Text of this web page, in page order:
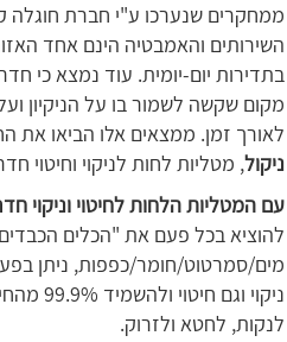
ממחקרים שנערכו ע"י חברת חוגלה
השירותים והאמבטיה הינם אחד
בתדירות יום-יומית. עוד נמצא כי
מקום שקשה לשמור בו על הניקיון
לאורך זמן. ממצאים אלו הביאו
ניקול, מטליות לחות לניקוי וחיטוי
עם המטליות הלחות לחיטוי וניקוי
להוציא בכל פעם את "הכלים
מים/סמרטוט/חומר/כפפות, ניתן
ניקוי
לנקות, לחטא ולזרוק.